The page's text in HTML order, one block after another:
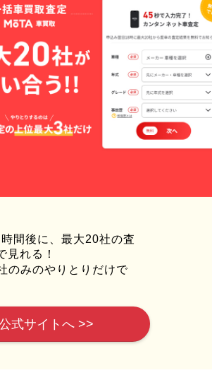
間後に、最大20社の査
見れる！
のみのやりとりだけで
式サイトへ >>